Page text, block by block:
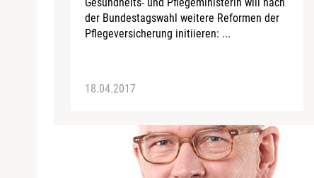
der Bundestagswahl weitere Reformen der
Pflegeversicherung initiieren: ...
18.04.2017